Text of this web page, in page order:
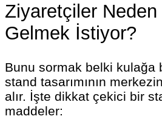
Ziyaretçiler
Gelmek İstiyor?
Bunu sormak belki kulağa
stand tasarımının
alır. İşte dikkat çekici bir
maddeler: